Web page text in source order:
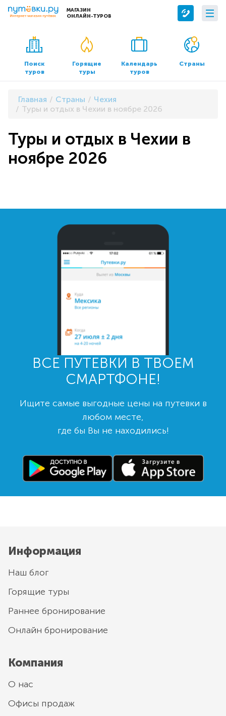
МАГАЗИН
ОНЛАЙН-ТУРОВ
Сервисы
Бронирование отелей
Трансфер
О компании
О нас
Контакты
Документы и реквизиты
Поиск
туров
Горящие
туры
Календарь
туров
Страны
Главная Страны
Чехия
Туры и отдых в Чехии в ноябре 2026
Туры и отдых в Чехии в
ноябре 2026
ВСЕ ПУТЕВКИ В ТВОЕМ
СМАРТФОНЕ!
Ищите самые выгодные цены на путевки в
любом месте,
где бы Вы не находились!
Информация
Наш блог
Горящие туры
Раннее бронирование
Онлайн бронирование
Компания
О нас
Офисы продаж